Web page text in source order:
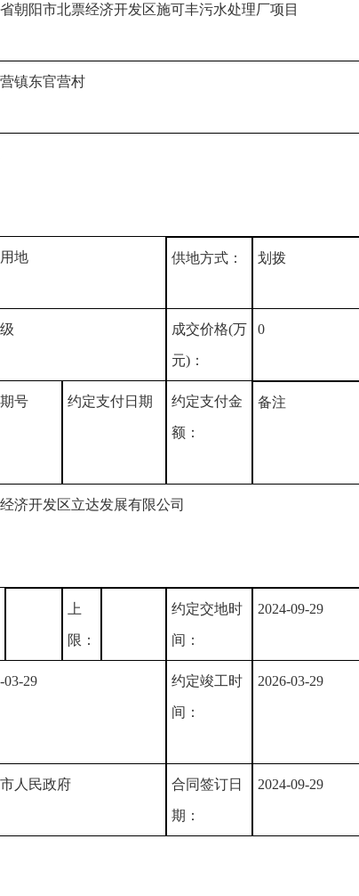
朝阳市北票经济开发区施可丰污水处理厂项目
镇东官营村
地 供地方式： 划拨
成交价格(万
元)：
0
号 约定支付日期 约定支付金
额：
备注
济开发区立达发展有限公司
上
限：
约定交地时
间：
2024-09-29
03-29 约定竣工时
间：
2026-03-29
人民政府 合同签订日
期：
2024-09-29